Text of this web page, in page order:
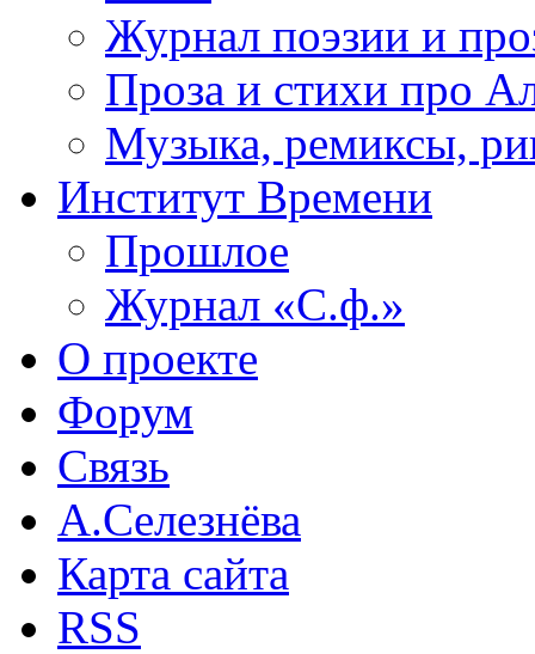
Журнал поэзии и
Проза и стихи про
Музыка, ремиксы,
Институт Времени
Прошлое
Журнал «С.ф.»
О проекте
Форум
Связь
А.Селезнёва
Карта сайта
RSS